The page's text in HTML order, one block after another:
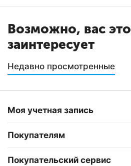
Возможно, вас это
заинтересует
Недавно просмотренные
Моя учетная запись
Покупателям
Покупательский сервис